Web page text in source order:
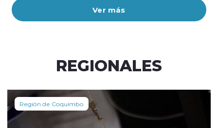
Ver más
REGIONALES
Región de Coquimbo